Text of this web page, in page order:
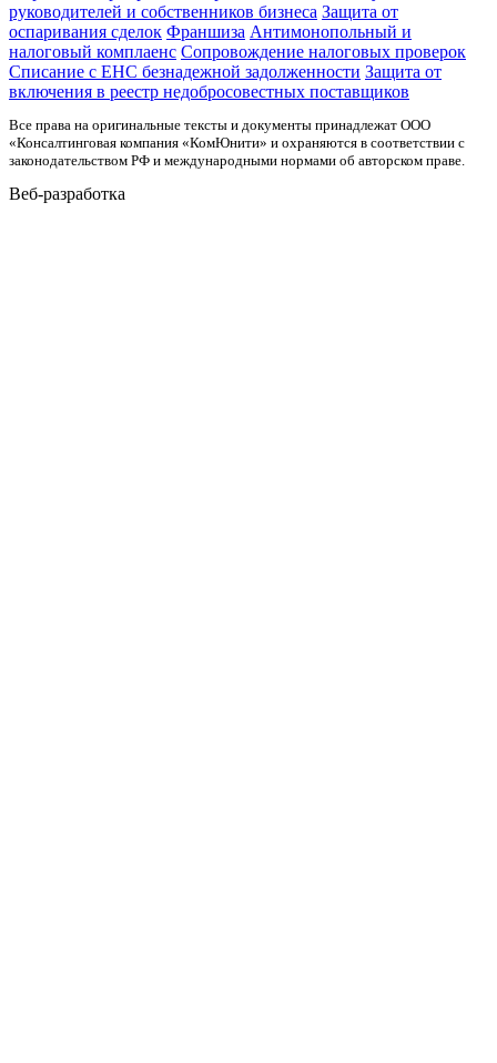
руководителей и собственников бизнеса Защита от
оспаривания сделок Франшиза Антимонопольный и
налоговый комплаенс Сопровождение налоговых проверок
Списание с ЕНС безнадежной задолженности Защита от
включения в реестр недобросовестных поставщиков
Все права на оригинальные тексты и документы принадлежат ООО
«Консалтинговая компания «КомЮнити» и охраняются в соответствии с
законодательством РФ и международными нормами об авторском праве.
Веб-разработка